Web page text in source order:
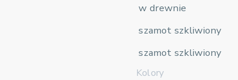
w drewnie
szamot szkliwiony
szamot szkliwiony
Kolory